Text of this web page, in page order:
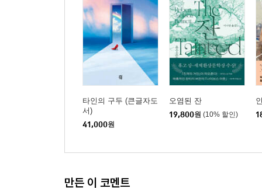
타인의 구두 (큰글자도
서)
41,000원
오염된 잔
19,800원 (10% 할인)
만든 이 코멘트